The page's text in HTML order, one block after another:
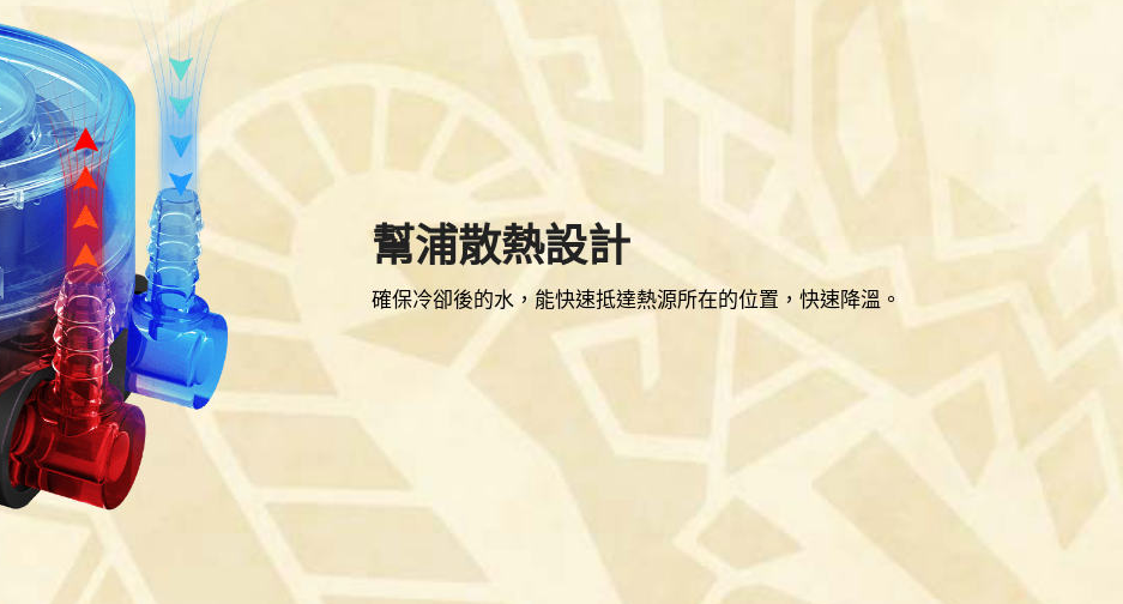
幫浦散熱設計
確保冷卻後的水，能快速抵達熱源所在的位置，快速降溫。